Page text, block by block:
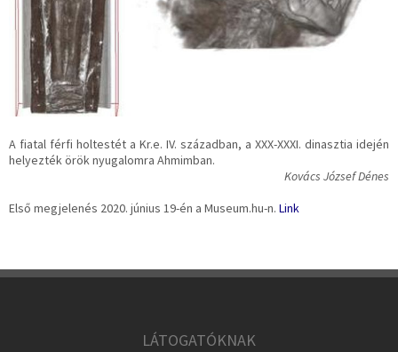
A fiatal férfi holtestét a Kr.e. IV. században, a XXX-XXXI. dinasztia idején
helyezték örök nyugalomra Ahmimban.
Kovács József Dénes
Első megjelenés 2020. június 19-én a Museum.hu-n. Link
LÁTOGATÓKNAK